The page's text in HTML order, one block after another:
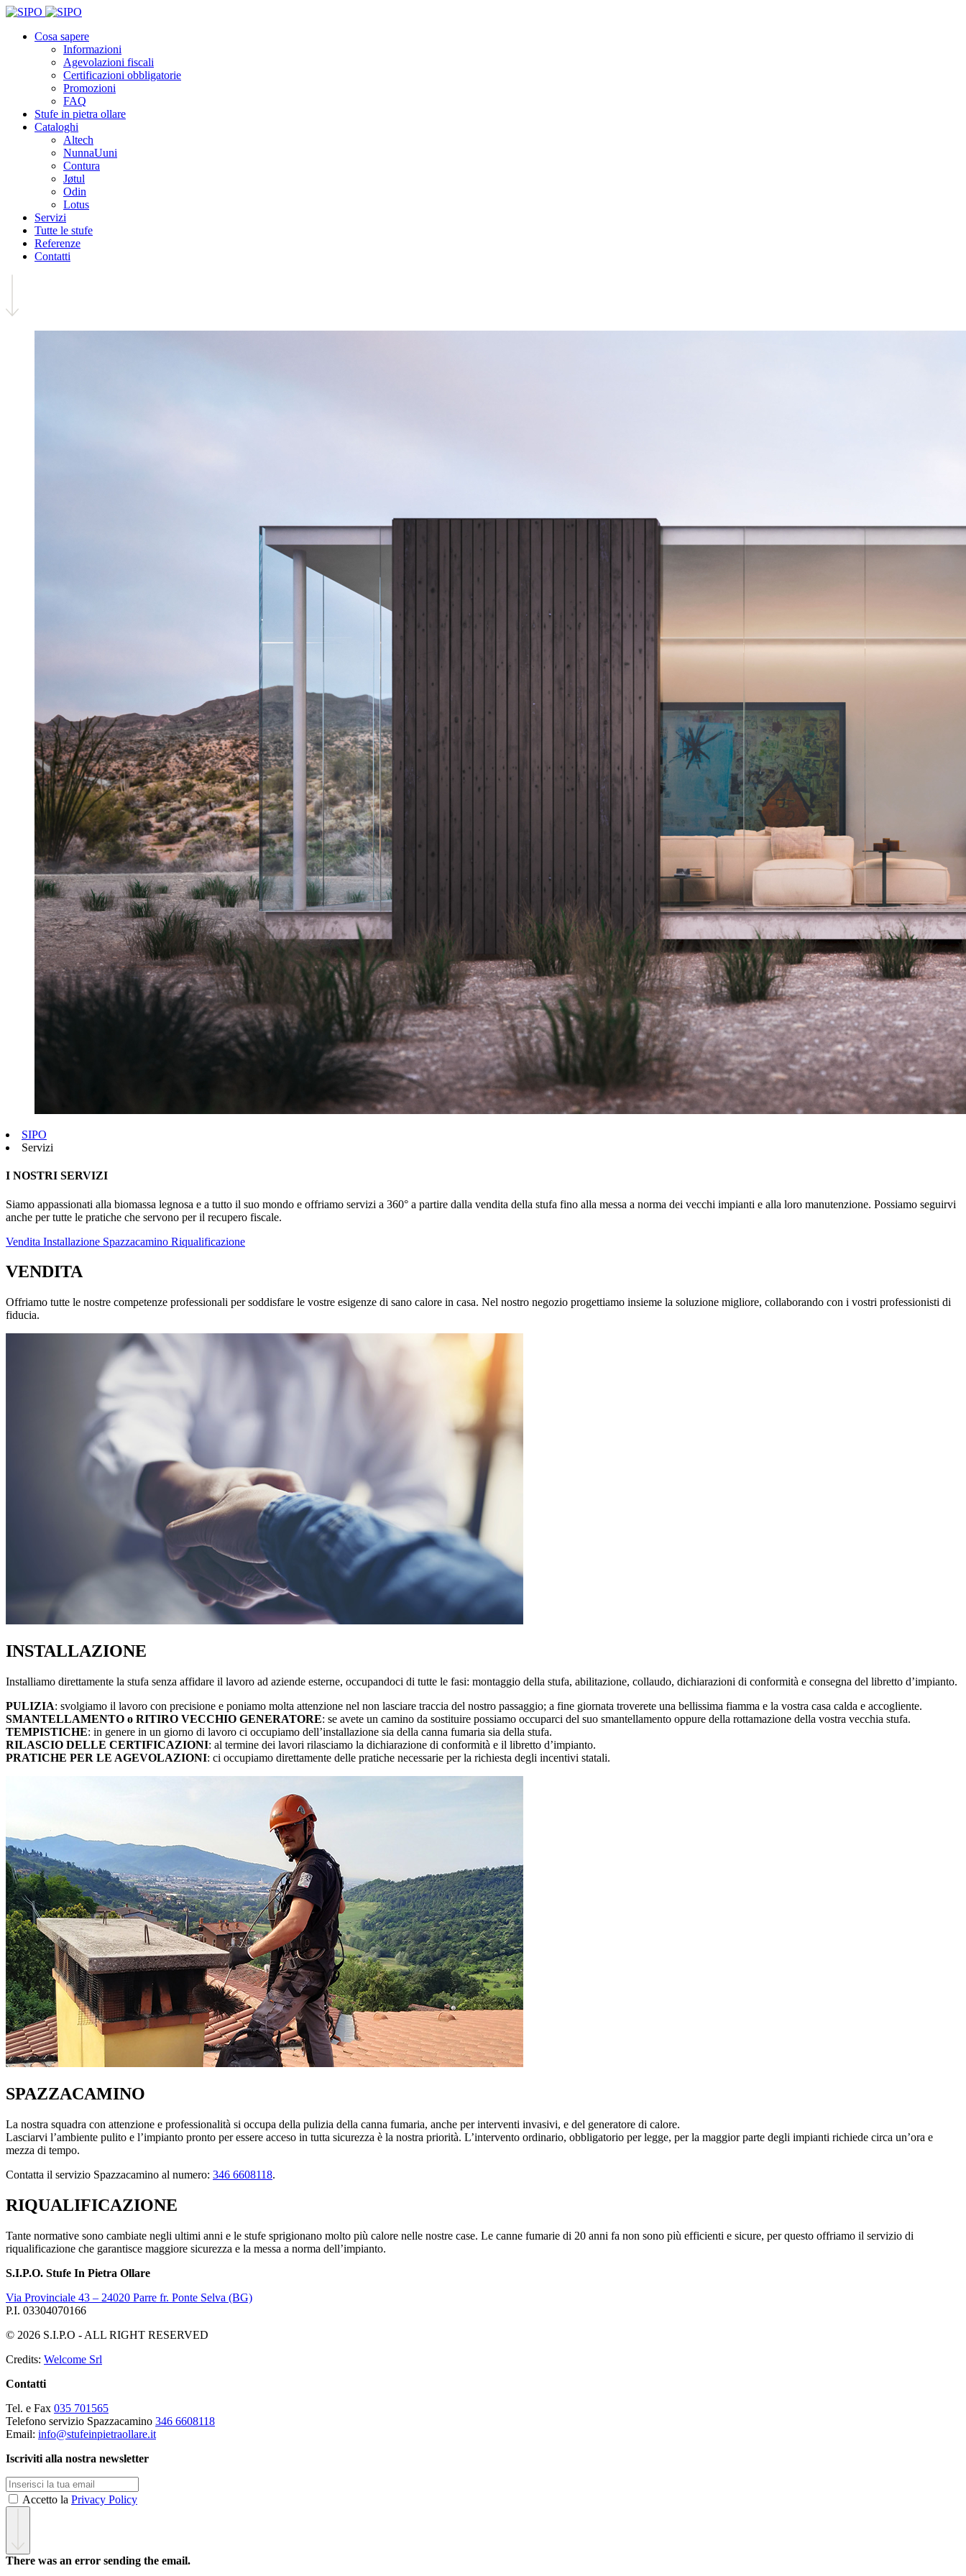
Cosa sapere
Informazioni
Agevolazioni fiscali
Certificazioni obbligatorie
Promozioni
FAQ
Stufe in pietra ollare
Cataloghi
Altech
NunnaUuni
Contura
Jøtul
Odin
Lotus
Servizi
Tutte le stufe
Referenze
Contatti
SIPO
Servizi
I NOSTRI SERVIZI
Siamo appassionati alla biomassa legnosa e a tutto il suo mondo e offriamo servizi a 360° a partire dalla vendita della stufa fino alla messa a norma dei vecchi impianti e alla loro manutenzione. Possiamo seguirvi
anche per tutte le pratiche che servono per il recupero fiscale.
Vendita Installazione Spazzacamino Riqualificazione
VENDITA
Offriamo tutte le nostre competenze professionali per soddisfare le vostre esigenze di sano calore in casa. Nel nostro negozio progettiamo insieme la soluzione migliore, collaborando con i vostri professionisti di
fiducia.
INSTALLAZIONE
Installiamo direttamente la stufa senza affidare il lavoro ad aziende esterne, occupandoci di tutte le fasi: montaggio della stufa, abilitazione, collaudo, dichiarazioni di conformità e consegna del libretto d’impianto.
PULIZIA: svolgiamo il lavoro con precisione e poniamo molta attenzione nel non lasciare traccia del nostro passaggio; a fine giornata troverete una bellissima fiamma e la vostra casa calda e accogliente.
SMANTELLAMENTO o RITIRO VECCHIO GENERATORE: se avete un camino da sostituire possiamo occuparci del suo smantellamento oppure della rottamazione della vostra vecchia stufa.
TEMPISTICHE: in genere in un giorno di lavoro ci occupiamo dell’installazione sia della canna fumaria sia della stufa.
RILASCIO DELLE CERTIFICAZIONI: al termine dei lavori rilasciamo la dichiarazione di conformità e il libretto d’impianto.
PRATICHE PER LE AGEVOLAZIONI: ci occupiamo direttamente delle pratiche necessarie per la richiesta degli incentivi statali.
SPAZZACAMINO
La nostra squadra con attenzione e professionalità si occupa della pulizia della canna fumaria, anche per interventi invasivi, e del generatore di calore.
Lasciarvi l’ambiente pulito e l’impianto pronto per essere acceso in tutta sicurezza è la nostra priorità. L’intervento ordinario, obbligatorio per legge, per la maggior parte degli impianti richiede circa un’ora e
mezza di tempo.
Contatta il servizio Spazzacamino al numero: 346 6608118.
RIQUALIFICAZIONE
Tante normative sono cambiate negli ultimi anni e le stufe sprigionano molto più calore nelle nostre case. Le canne fumarie di 20 anni fa non sono più efficienti e sicure, per questo offriamo il servizio di
riqualificazione che garantisce maggiore sicurezza e la messa a norma dell’impianto.
S.I.P.O. Stufe In Pietra Ollare
Via Provinciale 43 – 24020 Parre fr. Ponte Selva (BG)
P.I. 03304070166
© 2026 S.I.P.O - ALL RIGHT RESERVED
Credits: Welcome Srl
Contatti
Tel. e Fax 035 701565
Telefono servizio Spazzacamino 346 6608118
Email: info@stufeinpietraollare.it
Iscriviti alla nostra newsletter
Accetto la Privacy Policy
There was an error sending the email.